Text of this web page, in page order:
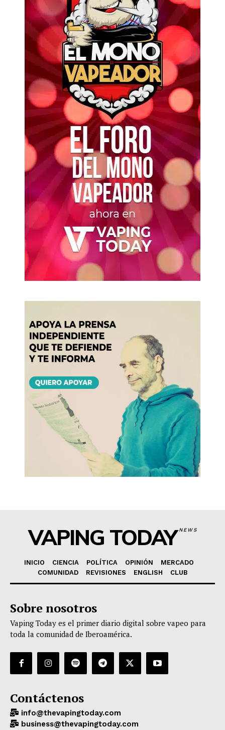
VAPING TODAYNEWS
INICIO CIENCIA POLÍTICA OPINIÓN
MERCADO
COMUNIDAD
REVISIONES ENGLISH CLUB
Sobre nosotros
Vaping Today es el primer diario digital sobre vapeo para
toda la comunidad de Iberoamérica.
Contáctenos
info@thevapingtoday.com
business@thevapingtoday.com